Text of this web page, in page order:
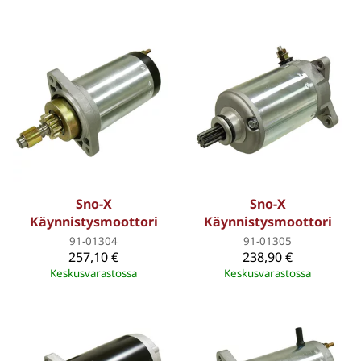
Sno-X
Käynnistysmoottori
91-01304
257,10 €
Keskusvarastossa
Sno-X
Käynnistysmoottori
91-01305
238,90 €
Keskusvarastossa